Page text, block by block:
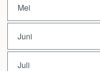
Mei
Juni
Juli